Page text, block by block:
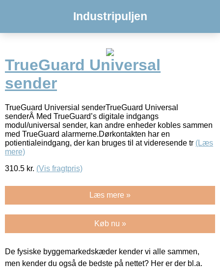
Industripuljen
TrueGuard Universal
sender
TrueGuard Universial senderTrueGuard Universal
senderÂ Med TrueGuard’s digitale indgangs
modul/universal sender, kan andre enheder kobles sammen
med TrueGuard alarmerne.Dørkontakten har en
potientialeindgang, der kan bruges til at videresende tr (Læs
mere)
310.5 kr. (Vis fragtpris)
Læs mere »
Køb nu »
De fysiske byggemarkedskæder kender vi alle sammen,
men kender du også de bedste på nettet? Her er der bl.a.